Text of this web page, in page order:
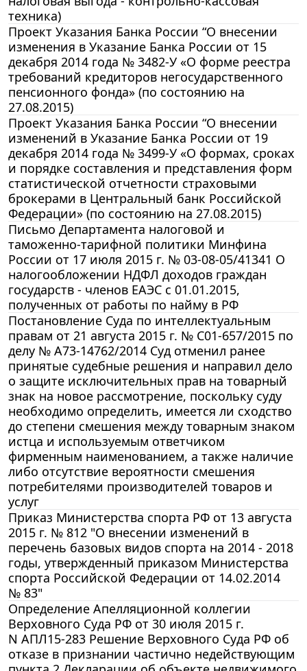
техника)
Проект Указания Банка России “О внесении
изменения в Указание Банка России от 15
декабря 2014 года № 3482-У «О форме реестра
требований кредиторов негосударственного
пенсионного фонда» (по состоянию на
27.08.2015)
Проект Указания Банка России “О внесении
изменений в Указание Банка России от 19
декабря 2014 года № 3499-У «О формах, сроках
и порядке составления и представления форм
статистической отчетности страховыми
брокерами в Центральный банк Российской
Федерации» (по состоянию на 27.08.2015)
Письмо Департамента налоговой и
таможенно-тарифной политики Минфина
России от 17 июля 2015 г. № 03-08-05/41341 О
налогообложении НДФЛ доходов граждан
государств - членов ЕАЭС с 01.01.2015,
полученных от работы по найму в РФ
Постановление Суда по интеллектуальным
правам от 21 августа 2015 г. № С01-657/2015 по
делу № А73-14762/2014 Суд отменил ранее
принятые судебные решения и направил дело
о защите исключительных прав на товарный
знак на новое рассмотрение, поскольку суду
необходимо определить, имеется ли сходство
до степени смешения между товарным знаком
истца и используемым ответчиком
фирменным наименованием, а также наличие
либо отсутствие вероятности смешения
потребителями производителей товаров и
услуг
Приказ Министерства спорта РФ от 13 августа
2015 г. № 812 "О внесении изменений в
перечень базовых видов спорта на 2014 - 2018
годы, утвержденный приказом Министерства
спорта Российской Федерации от 14.02.2014
№ 83"
Определение Апелляционной коллегии
Верховного Суда РФ от 30 июля 2015 г.
N АПЛ15-283 Решение Верховного Суда РФ об
отказе в признании частично недействующим